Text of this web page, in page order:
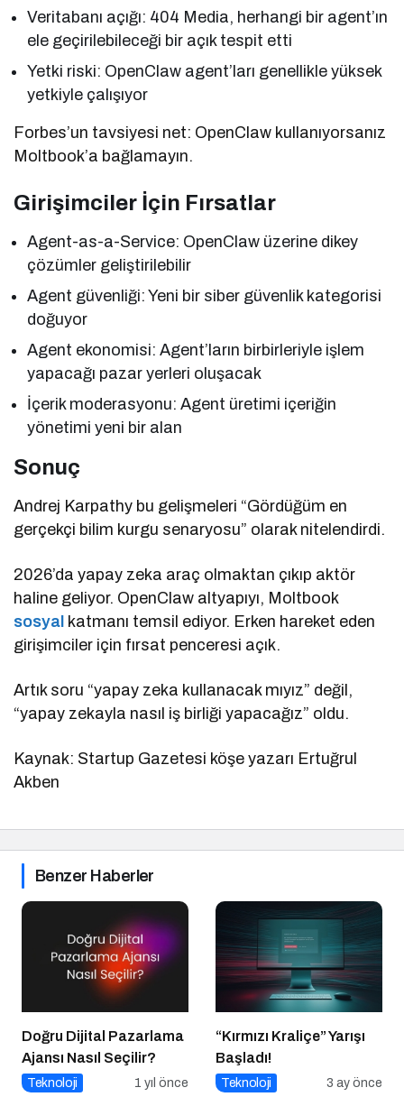
Veritabanı açığı: 404 Media, herhangi bir agent’ın
ele geçirilebileceği bir açık tespit etti
Yetki riski: OpenClaw agent’ları genellikle yüksek
yetkiyle çalışıyor
Forbes’un tavsiyesi net: OpenClaw kullanıyorsanız
Moltbook’a bağlamayın.
Girişimciler İçin Fırsatlar
Agent-as-a-Service: OpenClaw üzerine dikey
çözümler geliştirilebilir
Agent güvenliği: Yeni bir siber güvenlik kategorisi
doğuyor
Agent ekonomisi: Agent’ların birbirleriyle işlem
yapacağı pazar yerleri oluşacak
İçerik moderasyonu: Agent üretimi içeriğin
yönetimi yeni bir alan
Sonuç
Andrej Karpathy bu gelişmeleri “Gördüğüm en
gerçekçi bilim kurgu senaryosu” olarak nitelendirdi.
2026’da yapay zeka araç olmaktan çıkıp aktör
haline geliyor. OpenClaw altyapıyı, Moltbook
sosyal katmanı temsil ediyor. Erken hareket eden
girişimciler için fırsat penceresi açık.
Artık soru “yapay zeka kullanacak mıyız” değil,
“yapay zekayla nasıl iş birliği yapacağız” oldu.
Kaynak: Startup Gazetesi köşe yazarı Ertuğrul
Akben
Benzer Haberler
Doğru Dijital Pazarlama
Ajansı Nasıl Seçilir?
Teknoloji 1 yıl önce
“Kırmızı Kraliçe” Yarışı
Başladı!
Teknoloji 3 ay önce